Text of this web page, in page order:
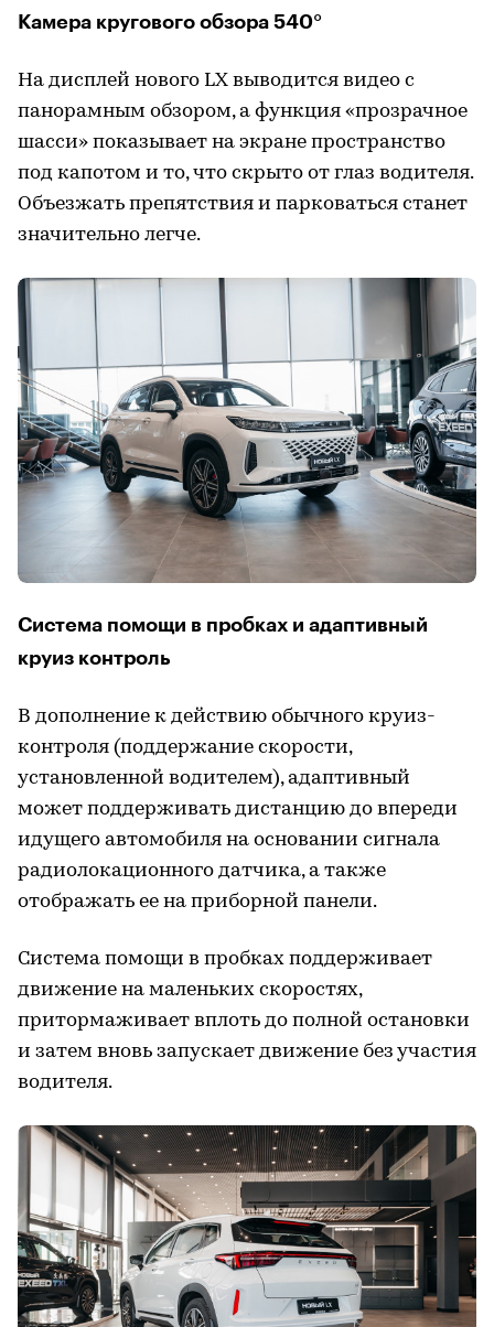
Камера кругового обзора 540°
На дисплей нового LX выводится видео с
панорамным обзором, а функция «прозрачное
шасси» показывает на экране пространство
под капотом и то, что скрыто от глаз водителя.
Объезжать препятствия и парковаться станет
значительно легче.
Система помощи в пробках и адаптивный
круиз контроль
В дополнение к действию обычного круиз-
контроля (поддержание скорости,
установленной водителем), адаптивный
может поддерживать дистанцию до впереди
идущего автомобиля на основании сигнала
радиолокационного датчика, а также
отображать ее на приборной панели.
Система помощи в пробках поддерживает
движение на маленьких скоростях,
притормаживает вплоть до полной остановки
и затем вновь запускает движение без участия
водителя.